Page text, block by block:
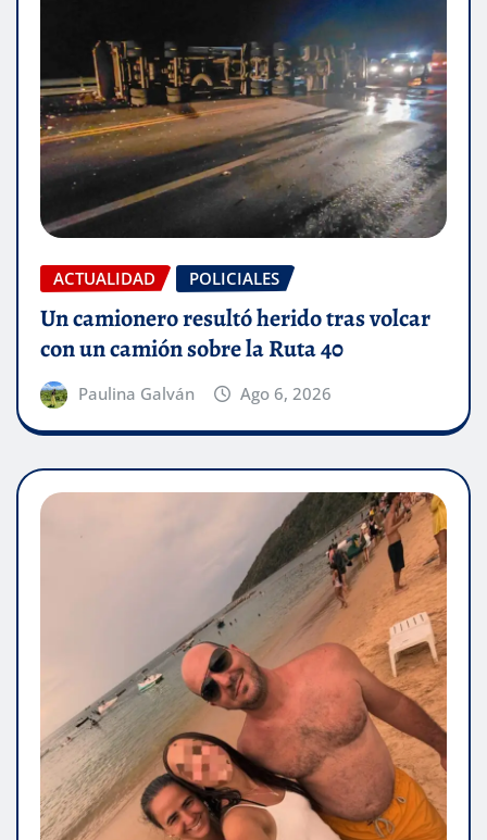
ACTUALIDAD POLICIALES
Un camionero resultó herido tras volcar
con un camión sobre la Ruta 40
Paulina Galván Ago 6, 2026